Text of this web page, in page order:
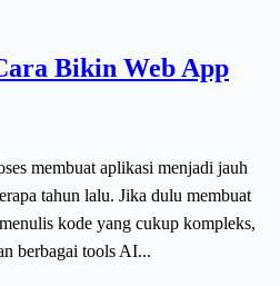
Bikin Web App
membuat aplikasi menjadi jauh
tahun lalu. Jika dulu membuat
kode yang cukup kompleks,
berbagai tools AI...